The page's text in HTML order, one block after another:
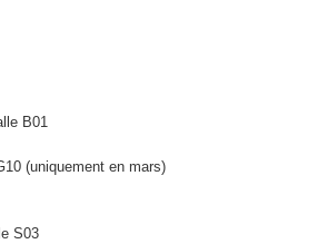
B01
(uniquement en mars)
S03